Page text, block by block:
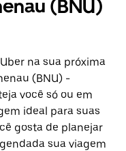
(BNU)
na sua próxima
(BNU) -
você só ou em
ideal para suas
gosta de planejar
sua viagem